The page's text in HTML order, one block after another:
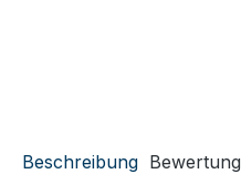
Beschreibung